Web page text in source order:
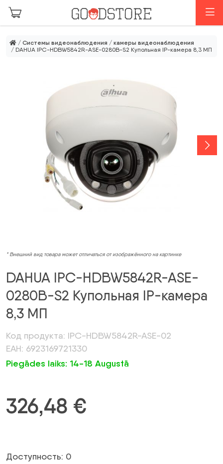
Перейти к основному содержанию
/ Системы видеонаблюдения / камеры видеонаблюдения
/ DAHUA IPC-HDBW5842R-ASE-0280B-S2 Купольная IP-камера 8,3 МП
* Внешний вид товара может отличаться от изображённого на картинке
DAHUA IPC-HDBW5842R-ASE-
0280B-S2 Купольная IP-камера
8,3 МП
Код продукта: IPC-HDBW5842R-ASE-02
ЕАН: 6923169721330
Piegādes laiks: 14-18 Augustā
326,48 €
Доступность: 0